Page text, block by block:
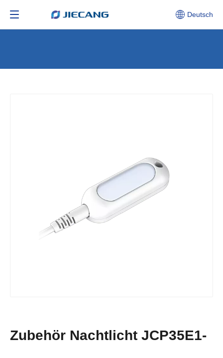
Deutsch
Zubehör Nachtlicht JCP35E1-